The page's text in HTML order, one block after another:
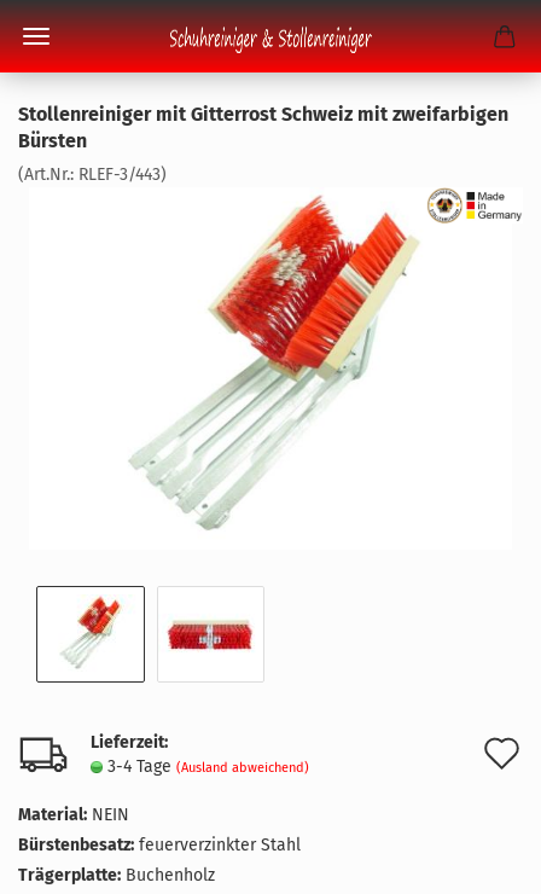
Stol­len­rei­ni­ger mit Git­ter­rost Schweiz mit zwei­far­bi­gen
Bürs­ten
(Art.Nr.: RLEF-​3/443)
Lieferzeit:
3-4 Tage (Ausland abweichend)
Material: NEIN
Bürstenbesatz: feuerverzinkter Stahl
Trägerplatte: Buchenholz